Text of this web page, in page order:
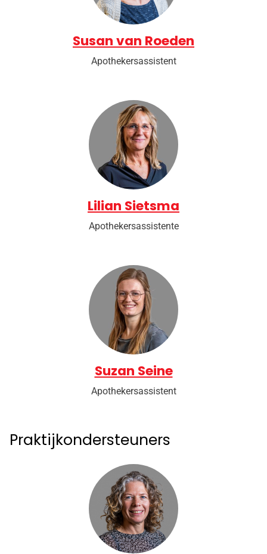
Susan van Roeden
Apothekersassistent
Lilian Sietsma
Apothekersassistente
Suzan Seine
Apothekersassistent
Praktijkondersteuners